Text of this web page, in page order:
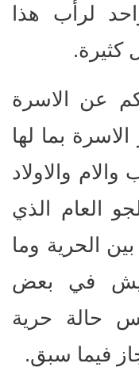
لرأب هذا
كثيرة.
عن الاسرة
بما لها
والام والاولاد
العام الذي
الحرية وما
في بعض
حالة حرية
فيما سبق.